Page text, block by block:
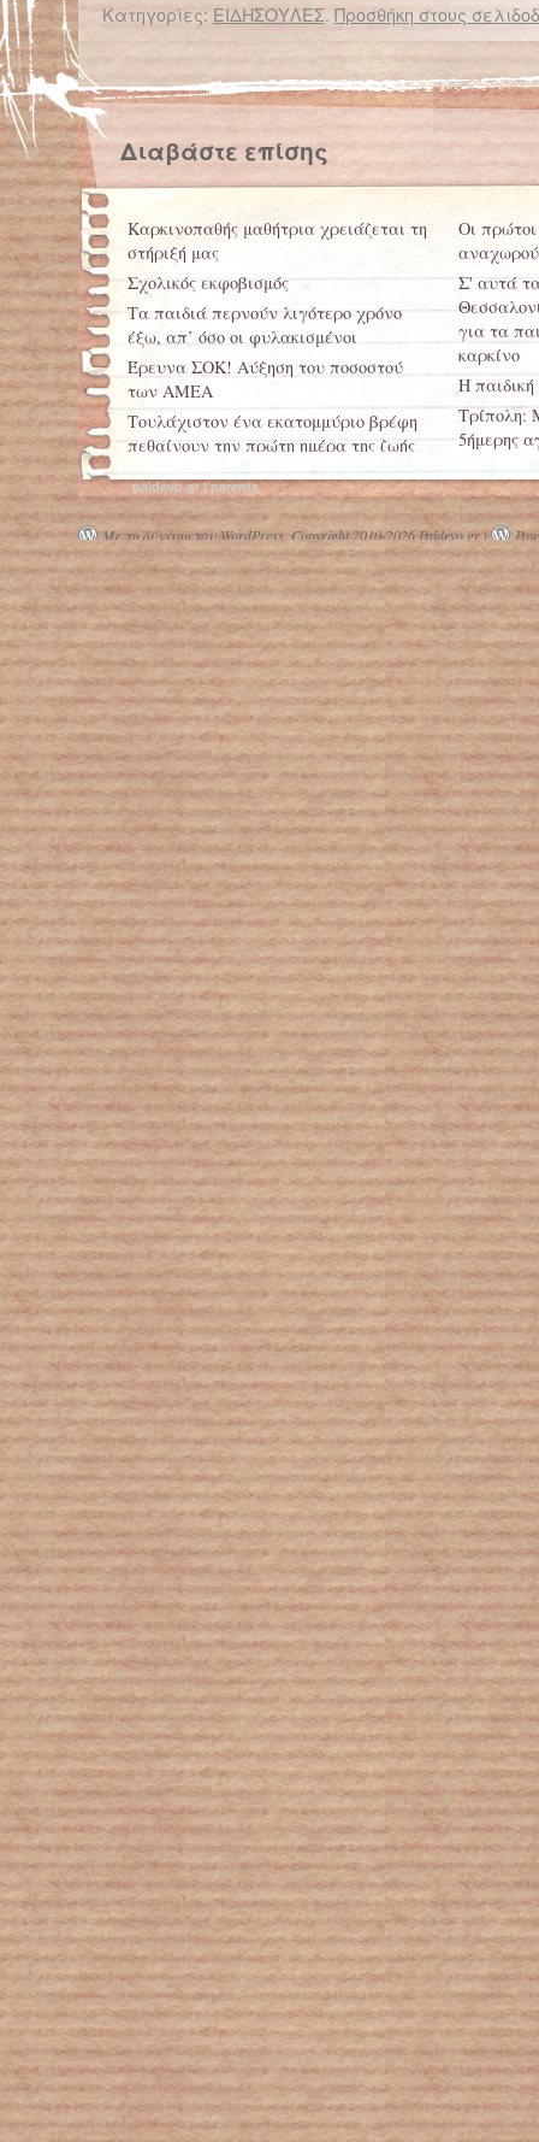
Κατηγορίες: ΕΙΔΗΣΟΥΛΕΣ. Προσθήκη στους
← Επιστροφή στο %s
Διαβάστε επίσης
Καρκινοπαθής μαθήτρια χρειάζεται τη
στήριξή μας
Σχολικός εκφοβισμός
Τα παιδιά περνούν λιγότερο χρόνο
έξω, απ’ όσο οι φυλακισμένοι
Έρευνα ΣΟΚ! Αύξηση του ποσοστού
των ΑΜΕΑ
Τουλάχιστον ένα εκατομμύριο βρέφη
πεθαίνουν την πρώτη ημέρα της ζωής
Οι
Σ' αυτά
για τα
καρκίνο
Η παιδική
Τρίπολη:
5ήμερης
Οι
paidevo.gr | parents
Με τη δύναμη του WordPress. Copyright 2010-2026 Paidevo.gr |